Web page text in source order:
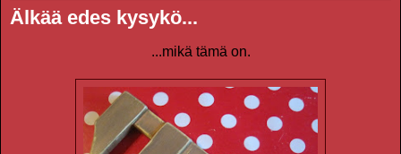
Älkää edes kysykö...
...mikä tämä on.